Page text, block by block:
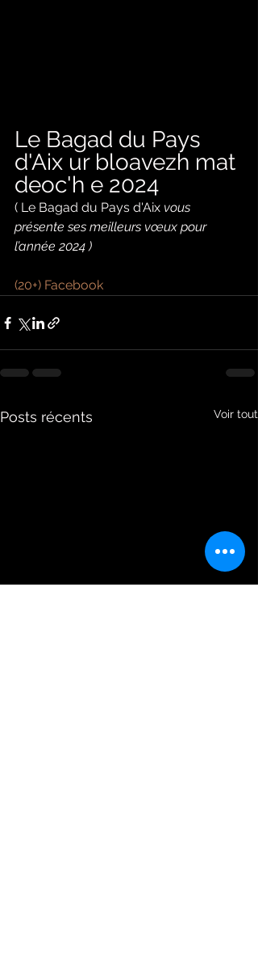
Le Bagad du Pays
d'Aix ur bloavezh mat
deoc'h e 2024
( Le Bagad du Pays d'Aix vous
présente ses meilleurs vœux pour
l’année 2024 )
(20+) Facebook
Posts récents Voir tout